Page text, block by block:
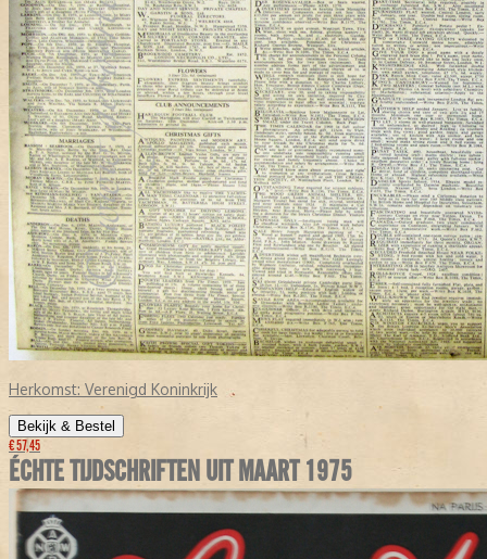
Herkomst: Verenigd Koninkrijk
Bekijk & Bestel
€ 57,45
ÉCHTE TIJDSCHRIFTEN UIT MAART 1975